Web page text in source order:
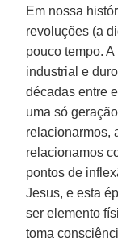
Em nossa
revoluções (a
pouco tempo.
industrial e
décadas entre
uma só
relacionarmos,
relacionamos
pontos de
Jesus, e esta
ser elemento
toma